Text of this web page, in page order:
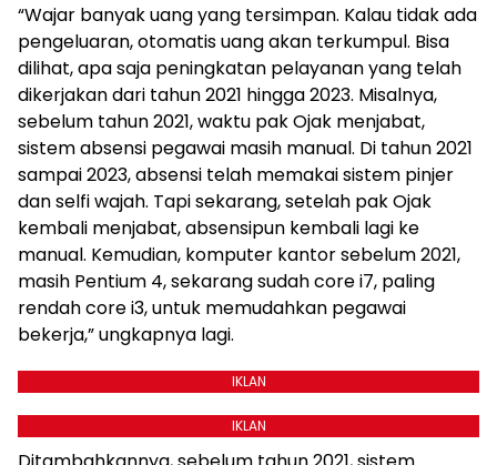
“Wajar banyak uang yang tersimpan. Kalau tidak ada
pengeluaran, otomatis uang akan terkumpul. Bisa
dilihat, apa saja peningkatan pelayanan yang telah
dikerjakan dari tahun 2021 hingga 2023. Misalnya,
sebelum tahun 2021, waktu pak Ojak menjabat,
sistem absensi pegawai masih manual. Di tahun 2021
sampai 2023, absensi telah memakai sistem pinjer
dan selfi wajah. Tapi sekarang, setelah pak Ojak
kembali menjabat, absensipun kembali lagi ke
manual. Kemudian, komputer kantor sebelum 2021,
masih Pentium 4, sekarang sudah core i7, paling
rendah core i3, untuk memudahkan pegawai
bekerja,” ungkapnya lagi.
IKLAN
IKLAN